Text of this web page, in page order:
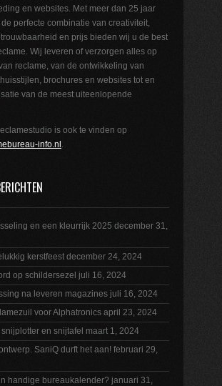
en websites. Met meer dan 25 jaar
perfecte combinatie van creativiteit,
en prijs bieden wij u de best
Wij leveren of verzorgen alles op
reclame, van de ontwikkeling van
brochures en websites tot en
van de meest uiteenlopende
is ook te vinden op
info.nl
en een kleurrijk 2025 december 31,
kerstfeest december 24, 2024
op schildersezel juli 16, 2024
na leveren magazines juli 16, 2024
voor Alphatronics april 23, 2024
en snijtafel maart 1, 2024
SaniQ durft het aan! februari 29,
handige bureaukalender? januari 31,